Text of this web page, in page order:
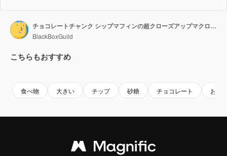
チョコレートチャンク シップマフィンの超クローズアップマクロショット。
BlackBoxGuild
こちらもおすすめ
食べ物 大きい チップ 砂糖 チョコレート お菓